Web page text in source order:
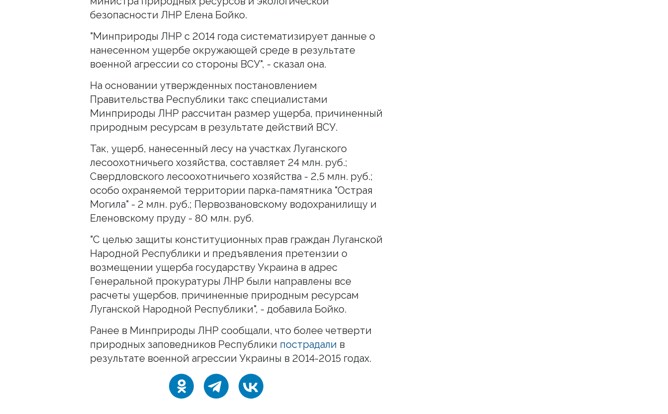
безопасности ЛНР Елена Бойко.
"Минприроды ЛНР с 2014 года систематизирует данные о
нанесенном ущербе окружающей среде в результате
военной агрессии со стороны ВСУ", - сказал она.
На основании утвержденных постановлением
Правительства Республики такс специалистами
Минприроды ЛНР рассчитан размер ущерба, причиненный
природным ресурсам в результате действий ВСУ.
Так, ущерб, нанесенный лесу на участках Луганского
лесоохотничьего хозяйства, составляет 24 млн. руб.;
Свердловского лесоохотничьего хозяйства - 2,5 млн. руб.;
особо охраняемой территории парка-памятника "Острая
Могила" - 2 млн. руб.; Первозвановскому водохранилищу и
Еленовскому пруду - 80 млн. руб.
"С целью защиты конституционных прав граждан Луганской
Народной Республики и предъявления претензии о
возмещении ущерба государству Украина в адрес
Генеральной прокуратуры ЛНР были направлены все
расчеты ущербов, причиненные природным ресурсам
Луганской Народной Республики", - добавила Бойко.
Ранее в Минприроды ЛНР сообщали, что более четверти
природных заповедников Республики пострадали в
результате военной агрессии Украины в 2014-2015 годах.